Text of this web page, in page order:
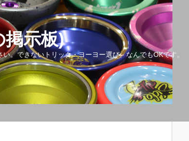
掲示板)
。できないトリック・ヨーヨー選び、なんでもOKです。